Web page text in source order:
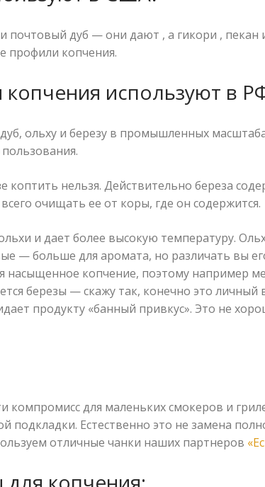
почтовый дуб — они дают , а гикори ,
профили копчения.
копчения используют в
ольху и березу в промышленных
коптить нельзя. Действительно береза
очищать ее от коры, где он содержится.
и дает более высокую температуру.
— больше для аромата, но различать вы
насыщенное копчение, поэтому например
березы — скажу так, конечно это личный
продукту «банный привкус». Это не
компромисс для маленьких смокеров и
подкладки. Естественно это не замена
отличные чанки наших партнеров